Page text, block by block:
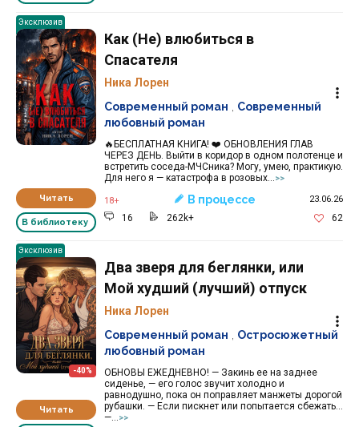
Эксклюзив
Читать
В библиотеку
Как (Не) влюбиться в
Спасателя
Ника Лорен
🔥БЕСПЛАТНАЯ КНИГА! ❤️ ОБНОВЛЕНИЯ ГЛАВ
ЧЕРЕЗ ДЕНЬ. Выйти в коридор в одном полотенце и
встретить соседа-МЧСника? Могу, умею, практикую.
Для него я — катастрофа в розовых...
>>
Современный роман
Современный
любовный роман
18+ В процессе 23.06.26
16 262k+ 62
Эксклюзив
-40%
Читать
Два зверя для беглянки, или
Мой худший (лучший) отпуск
Ника Лорен
ОБНОВЫ ЕЖЕДНЕВНО! — Закинь ее на заднее
сиденье, — его голос звучит холодно и
равнодушно, пока он поправляет манжеты дорогой
рубашки. — Если пискнет или попытается сбежать...
—...
>>
Современный роман
Остросюжетный
любовный роман